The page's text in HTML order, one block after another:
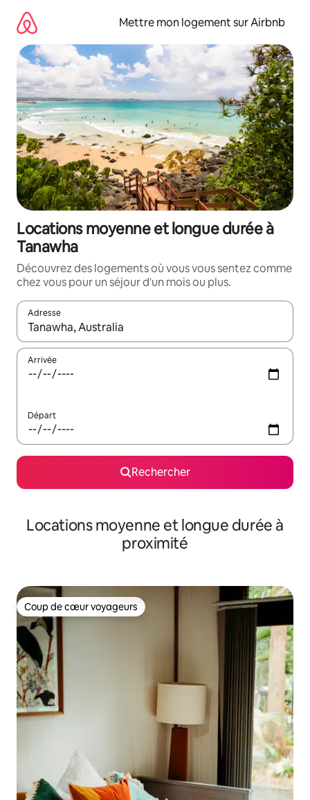
directement
contenu
Mettre mon logement sur Airbnb
Locations moyenne et longue durée à
Tanawha
Découvrez des logements où vous vous sentez comme
chez vous pour un séjour d'un mois ou plus.
Adresse
Lorsque les résultats s'affichent, utilisez les flèches vers le
Arrivée
Départ
Rechercher
Locations moyenne et longue durée à
proximité
Coup de cœur voyageurs
Coup de cœur voyageurs